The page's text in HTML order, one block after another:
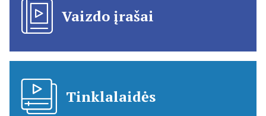
Vaizdo įrašai
Tinklalaidės